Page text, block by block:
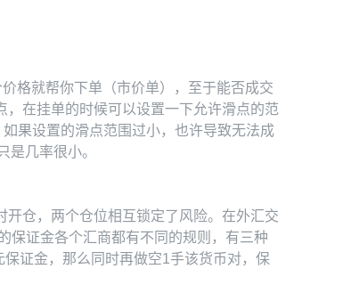
格就帮你下单（市价单），至于能否成交
在挂单的时候可以设置一下允许滑点的范
果设置的滑点范围过小，也许导致无法成
几率很小。
仓，两个仓位相互锁定了风险。在外汇交
保证金各个汇商都有不同的规则，有三种
证金，那么同时再做空1手该货币对，保